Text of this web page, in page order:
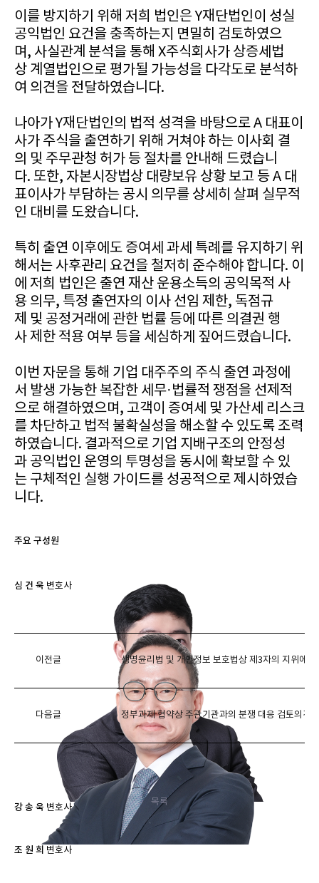
이를 방지하기 위해 저희 법인은 Y재단법인이 성실
공익법인 요건을 충족하는지 면밀히 검토하였으
며, 사실관계 분석을 통해 X주식회사가 상증세법
상 계열법인으로 평가될 가능성을 다각도로 분석하
여 의견을 전달하였습니다.
나아가 Y재단법인의 법적 성격을 바탕으로 A 대표이
사가 주식을 출연하기 위해 거쳐야 하는 이사회 결
의 및 주무관청 허가 등 절차를 안내해 드렸습니
다. 또한, 자본시장법상 대량보유 상황 보고 등 A 대
표이사가 부담하는 공시 의무를 상세히 살펴 실무적
인 대비를 도왔습니다.
특히 출연 이후에도 증여세 과세 특례를 유지하기 위
해서는 사후관리 요건을 철저히 준수해야 합니다. 이
에 저희 법인은 출연 재산 운용소득의 공익목적 사
용 의무, 특정 출연자의 이사 선임 제한, 독점규
제 및 공정거래에 관한 법률 등에 따른 의결권 행
사 제한 적용 여부 등을 세심하게 짚어드렸습니다.
이번 자문을 통해 기업 대주주의 주식 출연 과정에
서 발생 가능한 복잡한 세무·법률적 쟁점을 선제적
으로 해결하였으며, 고객이 증여세 및 가산세 리스크
를 차단하고 법적 불확실성을 해소할 수 있도록 조력
하였습니다. 결과적으로 기업 지배구조의 안정성
과 공익법인 운영의 투명성을 동시에 확보할 수 있
는 구체적인 실행 가이드를 성공적으로 제시하였습
니다.
주요 구성원
강 송 욱 변호사
심 건 욱 변호사
조 원 희 변호사
이전글 생명윤리법 및 개인정보 보호법상 제3자의 지위에
다음글 정부과제 협약상 주관기관과의 분쟁 대응 검토의견
목록